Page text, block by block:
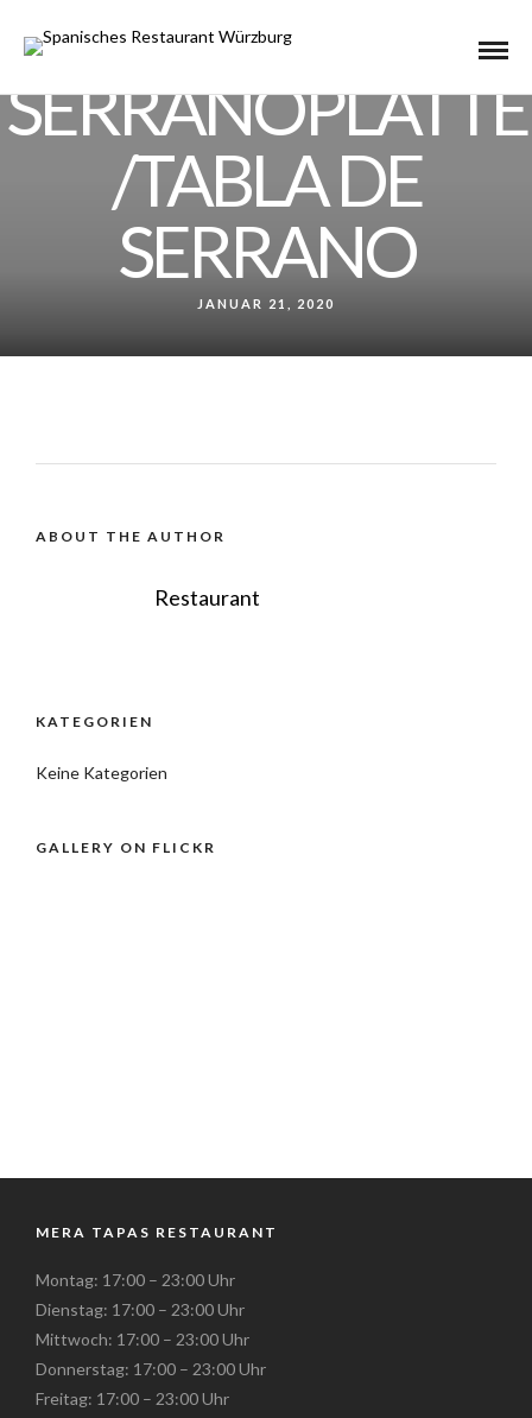
SERRANOPLATTE
/TABLA DE
SERRANO
JANUAR 21, 2020
ABOUT THE AUTHOR
Restaurant
KATEGORIEN
Keine Kategorien
GALLERY ON FLICKR
MERA TAPAS RESTAURANT
Montag: 17:00 – 23:00 Uhr
Dienstag: 17:00 – 23:00 Uhr
Mittwoch: 17:00 – 23:00 Uhr
Donnerstag: 17:00 – 23:00 Uhr
Freitag: 17:00 – 23:00 Uhr